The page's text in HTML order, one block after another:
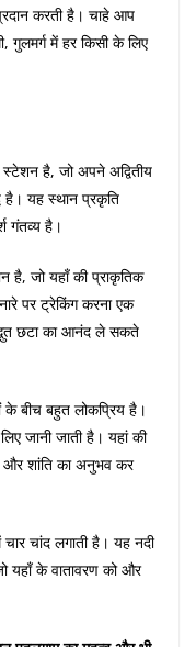
करती है। चाहे आप
गुलमर्ग में हर किसी के लिए
है, जो अपने अद्वितीय
है। यह स्थान प्रकृति
गंतव्य है।
है, जो यहाँ की प्राकृतिक
पर ट्रेकिंग करना एक
छटा का आनंद ले सकते
के बीच बहुत लोकप्रिय है।
जानी जाती है। यहां की
शांति का अनुभव कर
चांद लगाती है। यह नदी
यहाँ के वातावरण को और